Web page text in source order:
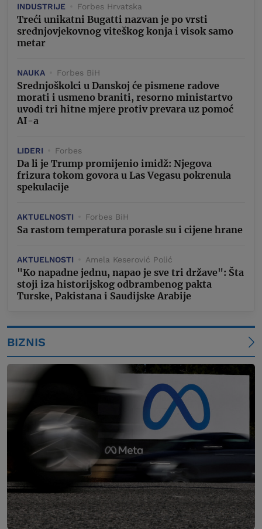
INDUSTRIJE Forbes Hrvatska
Treći unikatni Bugatti nazvan je po vrsti
srednjovjekovnog viteškog konja i visok samo
metar
NAUKA Forbes BiH
Srednjoškolci u Danskoj će pismene radove
morati i usmeno braniti, resorno ministartvo
uvodi tri hitne mjere protiv prevara uz pomoć
AI-a
LIDERI Forbes
Da li je Trump promijenio imidž: Njegova
frizura tokom govora u Las Vegasu pokrenula
spekulacije
AKTUELNOSTI Forbes BiH
Sa rastom temperatura porasle su i cijene hrane
AKTUELNOSTI Amela Keserović Polić
"Ko napadne jednu, napao je sve tri države": Šta
stoji iza historijskog odbrambenog pakta
Turske, Pakistana i Saudijske Arabije
BIZNIS